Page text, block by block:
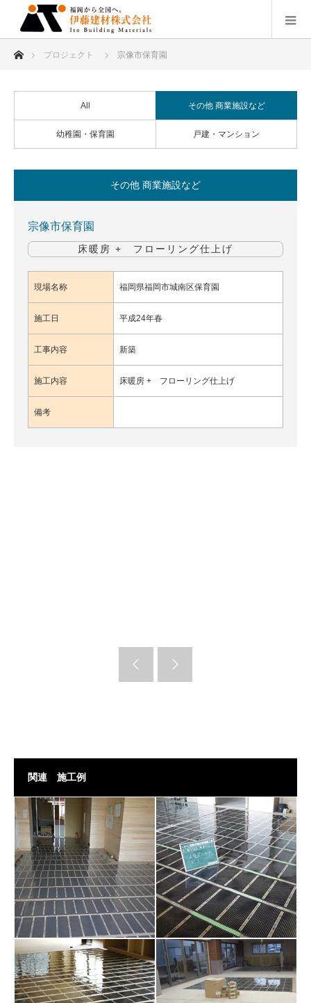
ホームプロジェクト 宗像市保育園
All その他 商業施設など
幼稚園・保育園 戸建・マンション
その他 商業施設など
宗像市保育園
床暖房 + フローリング仕上げ
現場名称 福岡県福岡市城南区保育園
施工日 平成24年春
工事内容 新築
施工内容 床暖房 + フローリング仕上げ
備考
関連 施工例